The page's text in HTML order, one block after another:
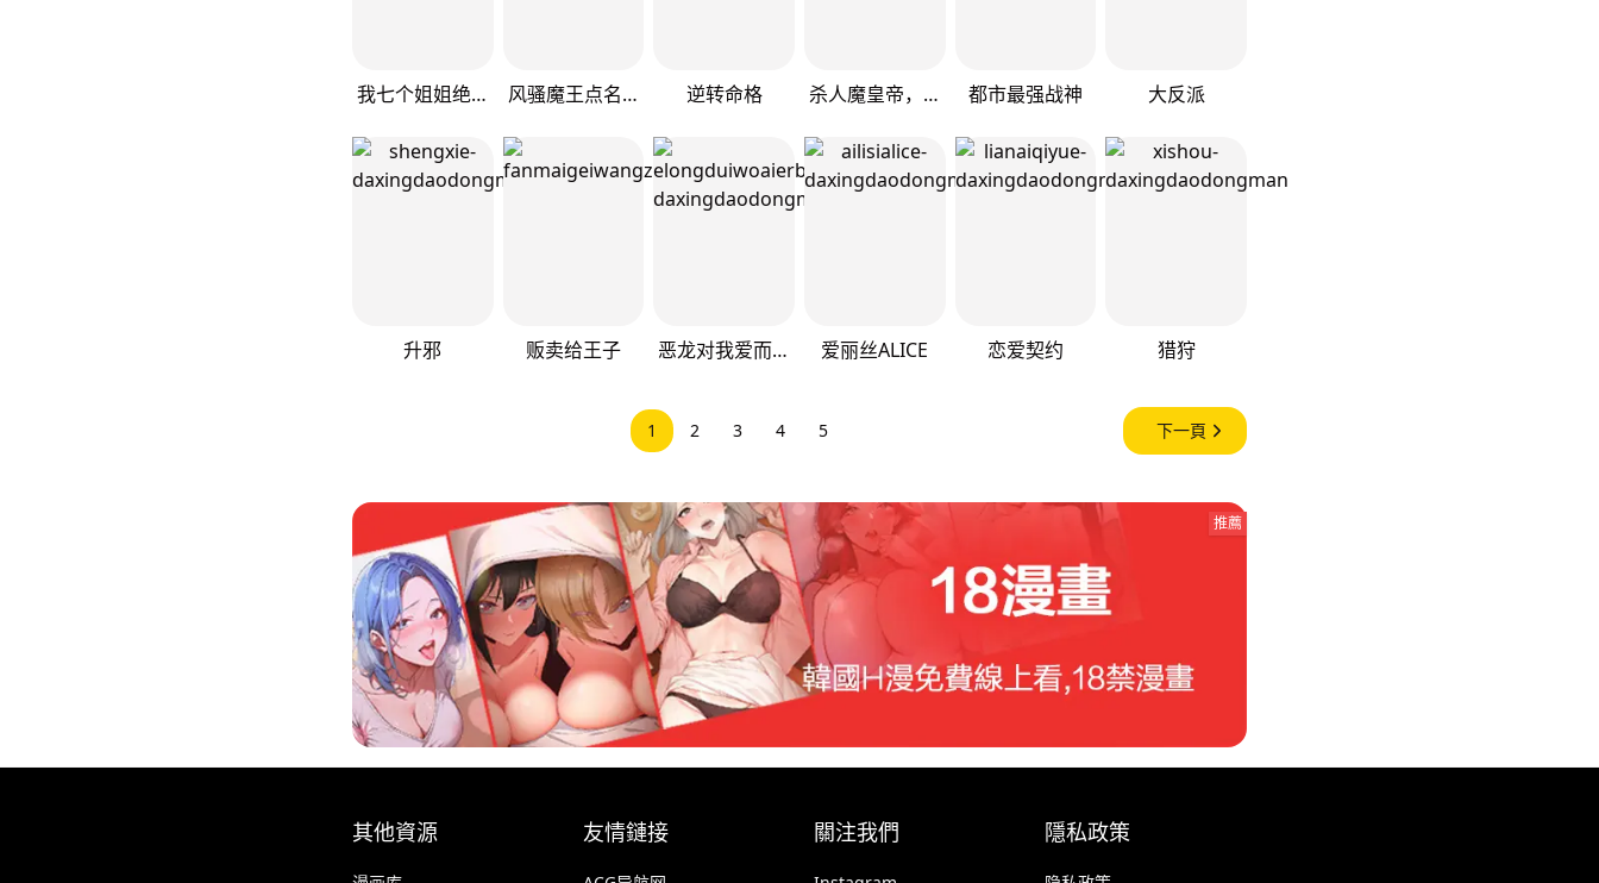
我七个姐姐绝世无双 风骚魔王点名要我做王妃 逆转命格 杀人魔皇帝，别为难我 都市最强战神 大反派
升邪 贩卖给王子 恶龙对我爱而不得，急了 爱丽丝ALICE 恋爱契约 猎狩
1 2 3 4 5 下一頁
推薦
其他資源 友情鏈接 關注我們 隱私政策